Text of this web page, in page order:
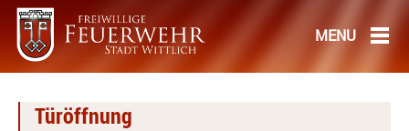
Türöffnung